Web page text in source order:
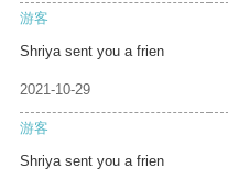
游客
Shriya sent you a frien
2021-10-29
游客
Shriya sent you a frien